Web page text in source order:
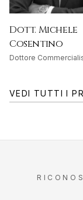
Dott. Michele
Cosentino
Dottore
VEDI TUTTI I